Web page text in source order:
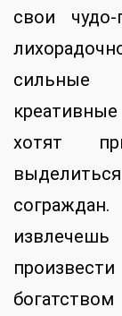
свои
сильные
хотят